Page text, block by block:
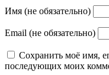
Имя (не обязательно)
Email (не обязательно)
Сохранить моё имя,
последующих моих